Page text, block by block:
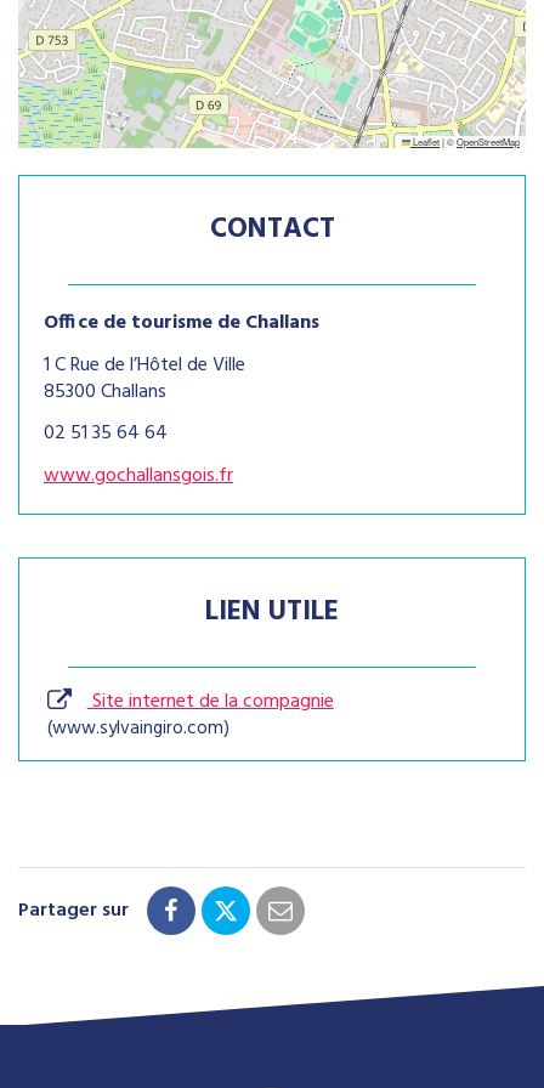
Leaflet|©OpenStreetMap
CONTACT
Office de tourisme de Challans
1 C Rue de l’Hôtel de Ville
85300 Challans
02 51 35 64 64
www.gochallansgois.fr
LIEN UTILE
Site internet de la compagnie
www.sylvaingiro.com
Partager sur